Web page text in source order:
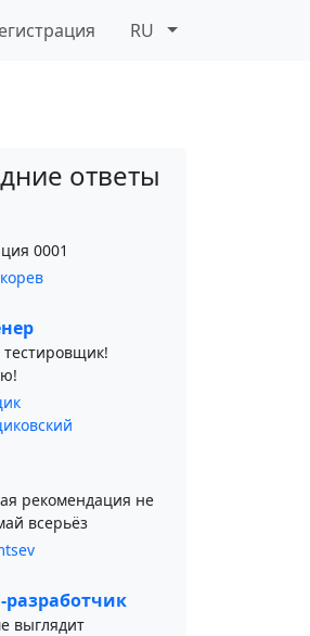
RU
ответы
0001
рекомендация не
всерьёз
разработчик
выглядит